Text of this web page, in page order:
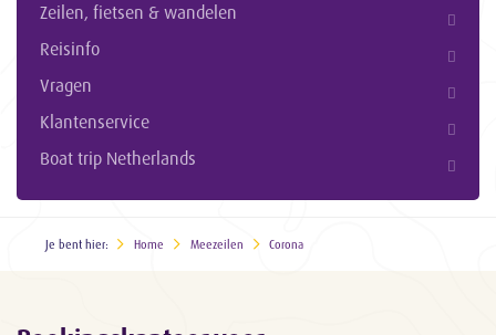
Zeilen, fietsen & wandelen
Reisinfo
Vragen
Klantenservice
Boat trip Netherlands
Je bent hier: Home Meezeilen Corona